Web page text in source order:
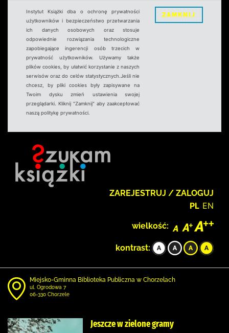
Instytut Książki dba o ochronę prywatności
użytkowników i bezpieczeństwo przetwarzania
ich danych osobowych oraz stosuje
odpowiednie rozwiązania technologiczne
zapobiegające ingerencji osób trzecich w
prywatność użytkowników. Używamy także
plików cookies, by ułatwić korzystanie z naszych
serwisów oraz do celów statystycznych.Jeśli nie
chcesz, by pliki cookies były zapisywane na
Twoim dysku zmień ustawienia swojej
przeglądarki. Kliknij "Zamknij" aby zaakceptować
naszą politykę prywatności.
ZAMKNIJ
ZAREJESTRUJ / ZALOGUJ
PL EN
wielkość:
kontrast:
Miejsko-Gminna Biblioteka Publiczna w Chorzelach
ul. Ogrodowa 7
06-330 Chorzele
Jeszcze w zielone gramy